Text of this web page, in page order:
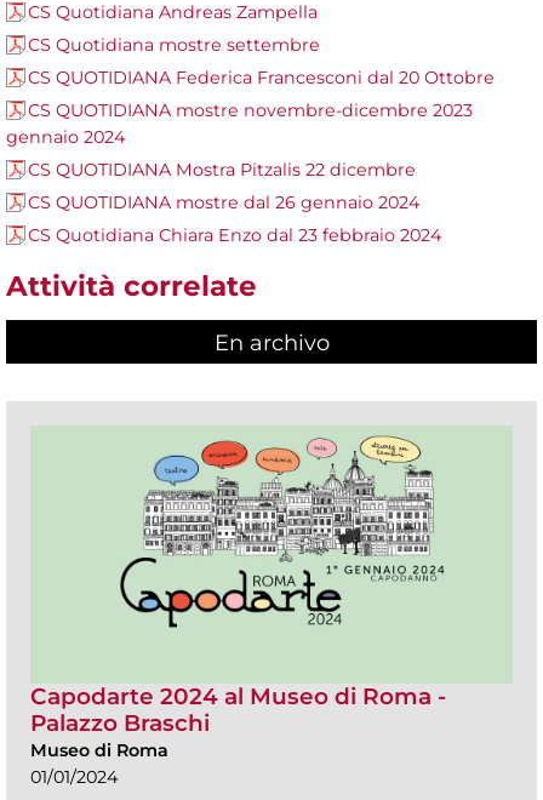
CS Quotidiana Andreas Zampella
CS Quotidiana mostre settembre
CS QUOTIDIANA Federica Francesconi dal 20 Ottobre
CS QUOTIDIANA mostre novembre-dicembre 2023
gennaio 2024
CS QUOTIDIANA Mostra Pitzalis 22 dicembre
CS QUOTIDIANA mostre dal 26 gennaio 2024
CS Quotidiana Chiara Enzo dal 23 febbraio 2024
Attività correlate
En archivo
Capodarte 2024 al Museo di Roma -
Palazzo Braschi
Museo di Roma
01/01/2024